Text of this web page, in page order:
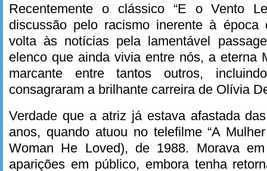
Recentemente o clássico “E o Vento
discussão pelo racismo inerente à época
volta às notícias pela lamentável
elenco que ainda vivia entre nós, a eterna
marcante entre tantos outros,
consagraram a brilhante carreira de Olívia
Verdade que a atriz já estava afastada
anos, quando atuou no telefilme “A
Woman He Loved), de 1988. Morava
aparições em público, embora tenha